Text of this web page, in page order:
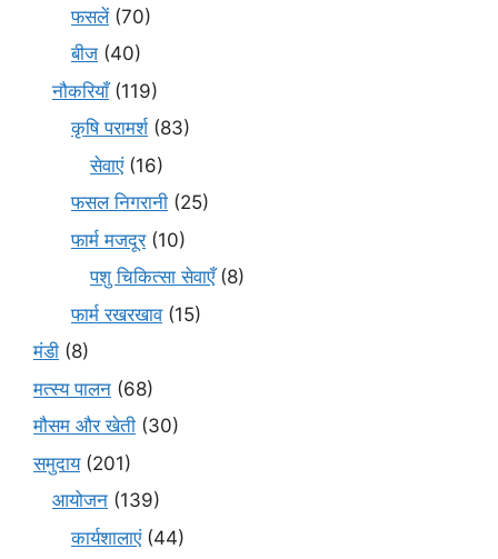
फसलें(70)
बीज (40)
नौकरियाँ(119)
कृषि परामर्श(83)
सेवाएं(16)
फसल निगरानी (25)
फार्म मजदूर(10)
पशु चिकित्सा सेवाएँ(8)
फार्म रखरखाव(15)
मंडी (8)
मत्स्य पालन (68)
मौसम और खेती (30)
समुदाय(201)
आयोजन (139)
कार्यशालाएं(44)